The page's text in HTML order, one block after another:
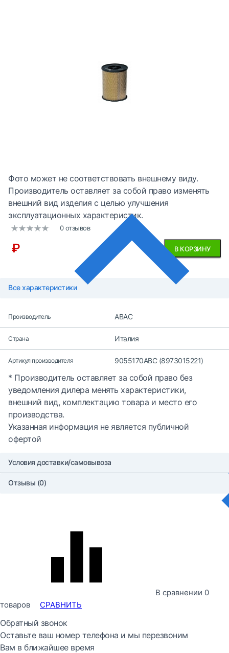
Фото может не соответствовать внешнему виду.
Производитель оставляет за собой право изменять
внешний вид изделия с целью улучшения
эксплуатационных характеристик.
0 отзывов
₽ В КОРЗИНУ
Все характеристики
Производитель ABAC
Страна Италия
Артикул производителя 9055170ABC (8973015221)
* Производитель оставляет за собой право без
уведомления дилера менять характеристики,
внешний вид, комплектацию товара и место его
производства.
Указанная информация не является публичной
офертой
Условия доставки/самовывоза
Отзывы (0)
В сравнении 0
товаров
СРАВНИТЬ
Обратный звонок
Оставьте ваш номер телефона и мы перезвоним
Вам в ближайшее время